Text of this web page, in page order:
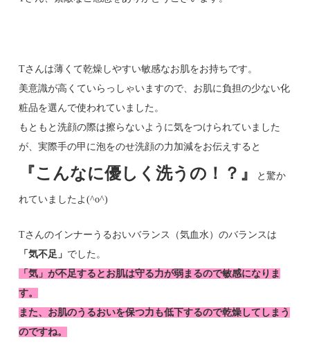
Tさんは薄くて乾燥しやすい敏感なお肌をお持ちです。
美意識が高くていらっしゃいますので、お肌に負担の少ない化
粧品を選んで使われていました。
もともと洗顔の際は擦らないように気をつけられていました
が、実際手の甲に泡をのせ洗顔の力加減をお伝えすると
『こんなに優しく洗うの！？』 と驚か
れていましたよ(^o^)
Tさんのインナーうるおいバランス（気血水）のバランスは
「気不足」 でした。
「気」が不足するとお肌は守る力が弱まるので敏感になりま
す。
また、お肌のうるおいを保つ力も低下するので乾燥してしまう
のですね。